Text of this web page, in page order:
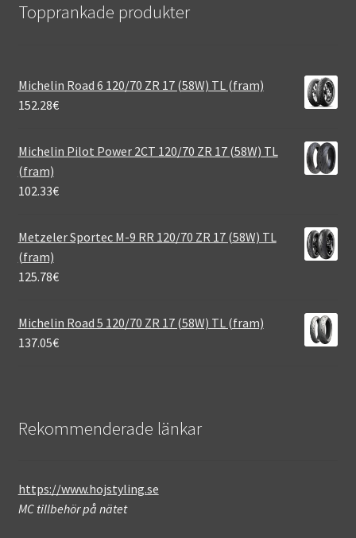
Topprankade produkter
Michelin Road 6 120/70 ZR 17 (58W) TL (fram)
152.28€
Michelin Pilot Power 2CT 120/70 ZR 17 (58W) TL
(fram)
102.33€
Metzeler Sportec M-9 RR 120/70 ZR 17 (58W) TL
(fram)
125.78€
Michelin Road 5 120/70 ZR 17 (58W) TL (fram)
137.05€
Rekommenderade länkar
https://www.hojstyling.se
MC tillbehör på nätet